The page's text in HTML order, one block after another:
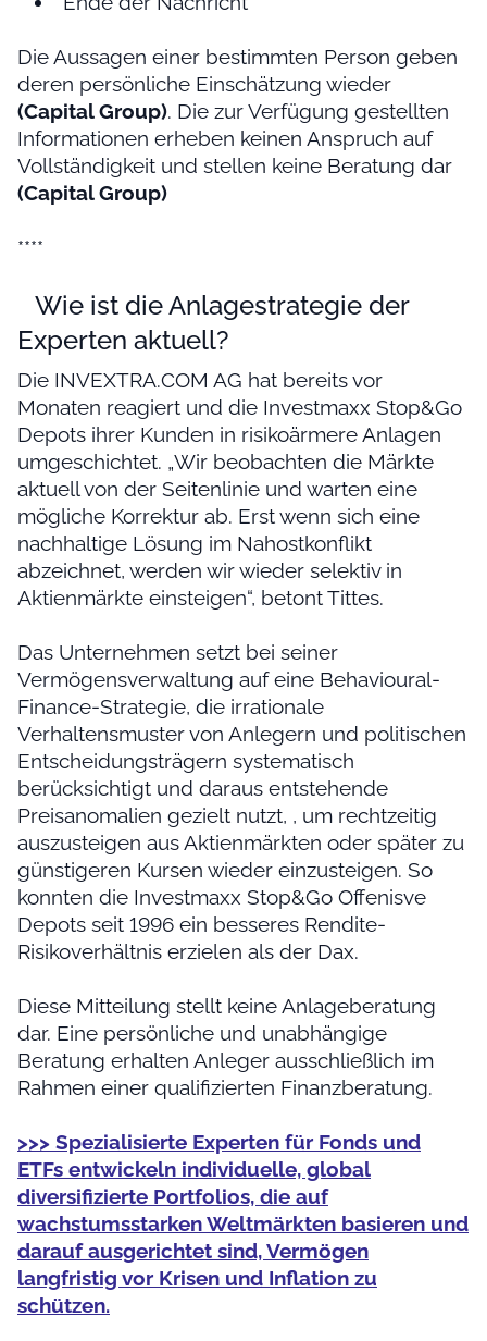
Die Aussagen einer bestimmten Person geben
deren persönliche Einschätzung wieder
(Capital Group). Die zur Verfügung gestellten
Informationen erheben keinen Anspruch auf
Vollständigkeit und stellen keine Beratung dar
(Capital Group)
****
Wie ist die Anlagestrategie der
Experten aktuell?
Die INVEXTRA.COM AG hat bereits vor
Monaten reagiert und die Investmaxx Stop&Go
Depots ihrer Kunden in risikoärmere Anlagen
umgeschichtet. „Wir beobachten die Märkte
aktuell von der Seitenlinie und warten eine
mögliche Korrektur ab. Erst wenn sich eine
nachhaltige Lösung im Nahostkonflikt
abzeichnet, werden wir wieder selektiv in
Aktienmärkte einsteigen“, betont Tittes.
Das Unternehmen setzt bei seiner
Vermögensverwaltung auf eine Behavioural-
Finance-Strategie, die irrationale
Verhaltensmuster von Anlegern und politischen
Entscheidungsträgern systematisch
berücksichtigt und daraus entstehende
Preisanomalien gezielt nutzt, , um rechtzeitig
auszusteigen aus Aktienmärkten oder später zu
günstigeren Kursen wieder einzusteigen. So
konnten die Investmaxx Stop&Go Offenisve
Depots seit 1996 ein besseres Rendite-
Risikoverhältnis erzielen als der Dax.
Diese Mitteilung stellt keine Anlageberatung
dar. Eine persönliche und unabhängige
Beratung erhalten Anleger ausschließlich im
Rahmen einer qualifizierten Finanzberatung.
>>> Spezialisierte Experten für Fonds und
ETFs entwickeln individuelle, global
diversifizierte Portfolios, die auf
wachstumsstarken Weltmärkten basieren und
darauf ausgerichtet sind, Vermögen
langfristig vor Krisen und Inflation zu
schützen.